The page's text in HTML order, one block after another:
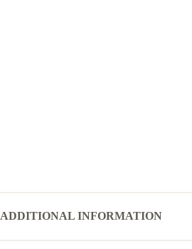
ADDITIONAL INFORMATION